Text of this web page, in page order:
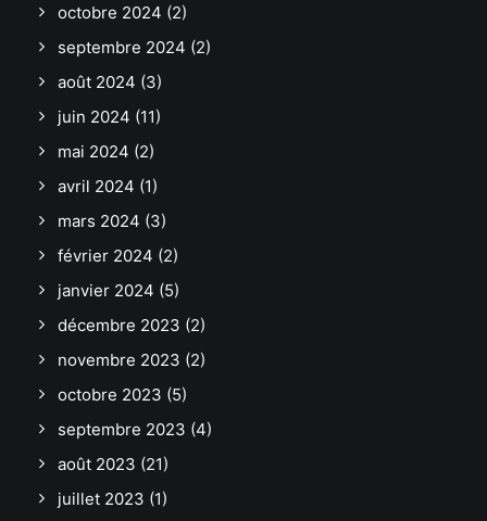
octobre 2024 (2)
septembre 2024 (2)
août 2024 (3)
juin 2024 (11)
mai 2024 (2)
avril 2024 (1)
mars 2024 (3)
février 2024 (2)
janvier 2024 (5)
décembre 2023 (2)
novembre 2023 (2)
octobre 2023 (5)
septembre 2023 (4)
août 2023 (21)
juillet 2023 (1)